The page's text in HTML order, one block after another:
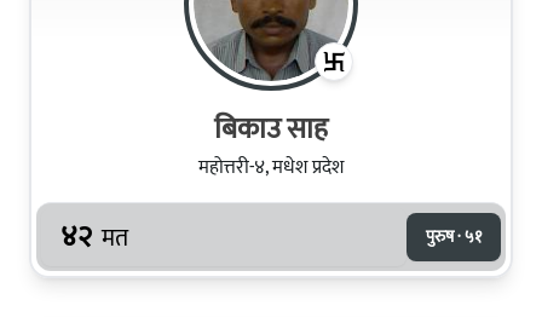
बिकाउ साह
महोत्तरी-४, मधेश प्रदेश
४२ मत पुरुष · ५१